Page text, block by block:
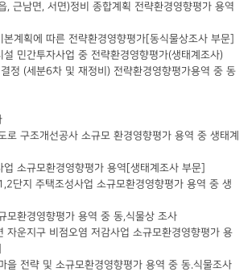
, 근남면, 서면)정비 종합계획 전략환경영향평가 용역
계획에 따른 전략환경영향평가[동식물상조사 부문]
민간투자사업 중 전략환경영향평가(생태계조사)
정 (세분6차 및 재정비) 전략환경영향평가용역 중 동
로 구조개선공사 소규모 환경영향평가 용역 중 생태계
소규모환경영향평가 용역[생태계조사 부문]
단지 주택조성사업 소규모환경영향평가 용역 중 생
모환경영향평가 용역 중 동,식물상 조사
운지구 비점오염 저감사업 소규모환경영향평가 용
을 전략 및 소규모환경영향평가 용역 중 동.식물조사